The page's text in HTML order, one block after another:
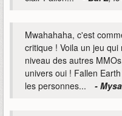
Mwahahaha, c'est
critique ! Voila un jeu
niveau des autres
univers oui ! Fallen
les personnes...
-